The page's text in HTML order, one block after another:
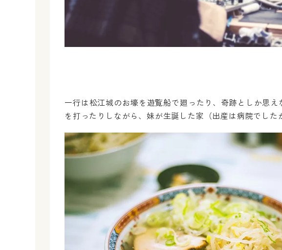
一行は松江城のお壕を遊覧船で廻ったり、奇跡としか思
を打ったりしながら、妹が生誕した家（出産は病院でした